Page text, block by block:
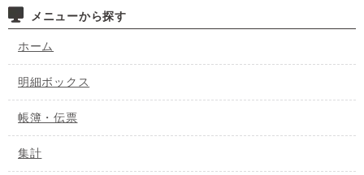
メニューから探す
ホーム
明細ボックス
帳簿・伝票
集計